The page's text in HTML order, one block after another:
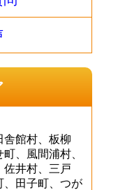
舎館村、板柳
、風間浦村、
佐井村、三戸
、田子町、つが